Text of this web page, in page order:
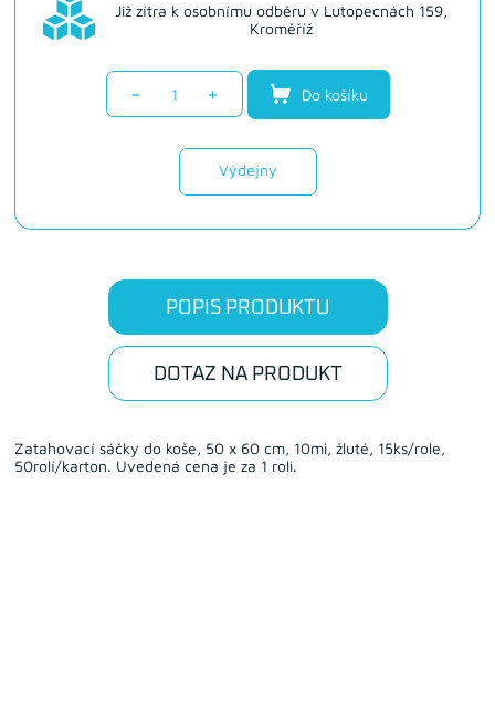
Již zítra k osobnímu odběru v Lutopecnách 159,
Kroměříž
- + Do košíku
Výdejny
POPIS PRODUKTU
DOTAZ NA PRODUKT
Zatahovací sáčky do koše, 50 x 60 cm, 10mi, žluté, 15ks/role,
50rolí/karton. Uvedená cena je za 1 roli.